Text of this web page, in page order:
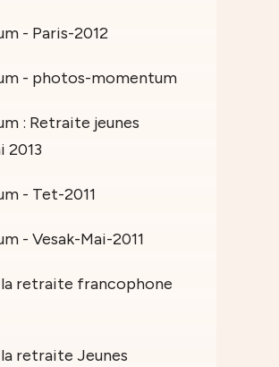
- Paris-2012
- photos-momentum
: Retraite jeunes
2013
- Tet-2011
- Vesak-Mai-2011
retraite francophone
retraite Jeunes